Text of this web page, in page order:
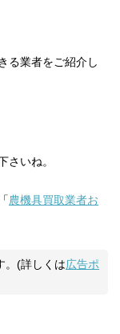
る業者をご紹介し
さいね。
農機具買取業者お
。(詳しくは広告ポ